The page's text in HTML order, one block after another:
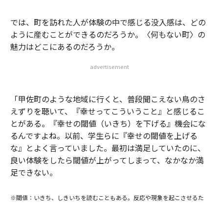
では、町を訪れた人が体験の中で感じる没入感は、どの
ように産むことができるのだろうか。〈何もない町〉の
魅力はどこにあるのだろうか。
advertisement
「甲佐町のような地域に行くと、普段聞こえない鳥のさ
えずりを聴いて、『幸せってこういうこと』と感じるこ
とがある。『幸せの閾値（いきち）を下げる』機会にな
るんですよね。以前、学生らに『幸せの閾値を上げる
な』とよく言っていました。最初は満足していたのに、
良い体験をしたら閾値が上がってしまって、なかなか満
足できない。
※閾値：いきち、しきいちを読むこともある。反応や現象を起こさせるた